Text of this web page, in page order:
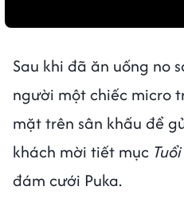
Sau khi đã ăn uống no
người một chiếc micro
mặt trên sân khấu để
khách mời tiết mục
đám cưới Puka.